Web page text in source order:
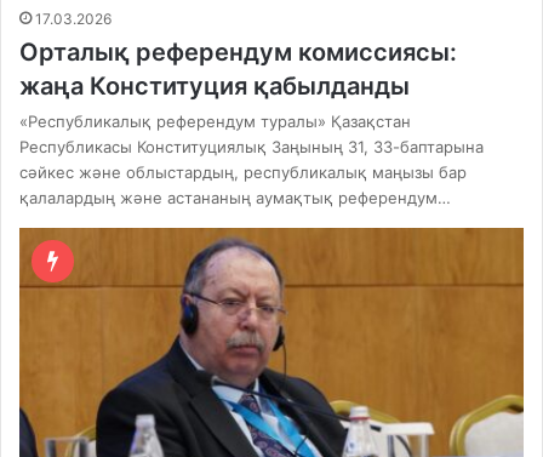
17.03.2026
Орталық референдум комиссиясы:
жаңа Конституция қабылданды
«Республикалық референдум туралы» Қазақстан
Республикасы Конституциялық Заңының 31, 33-баптарына
сәйкес және облыстардың, республикалық маңызы бар
қалалардың және астананың аумақтық референдум…